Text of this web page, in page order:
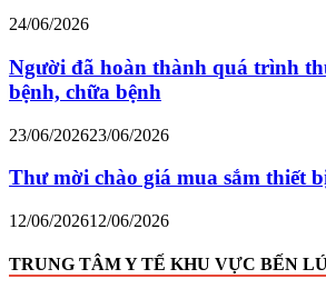
24/06/2026
Người đã hoàn thành quá trình
bệnh, chữa bệnh
23/06/202623/06/2026
Thư mời chào giá mua sắm thiết
12/06/202612/06/2026
TRUNG TÂM Y TẾ KHU VỰC BẾN